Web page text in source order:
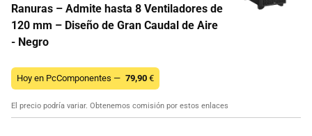
Ranuras – Admite hasta 8 Ventiladores de
120 mm – Diseño de Gran Caudal de Aire
- Negro
Hoy en PcComponentes — 79,90 €
El precio podría variar. Obtenemos comisión por estos enlaces